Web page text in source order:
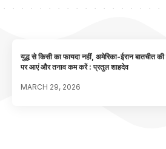
युद्ध से किसी का फायदा नहीं, अमेरिका-ईरान बातचीत
पर आएं और तनाव कम करें : प्रतुल शाहदेव
MARCH 29, 2026